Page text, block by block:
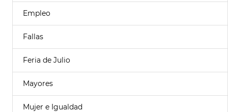
Empleo
Fallas
Feria de Julio
Mayores
Mujer e Igualdad